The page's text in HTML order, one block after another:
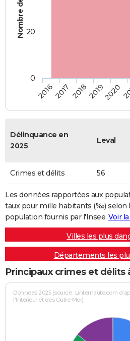
20162017 201820192020
0
20
Délinquance en
2025
Leval
Crimes et délits 56
Les données rapportées aux
taux pour mille habitants (‰) selon
population fournis par l'Insee. Voir
Villes les plus
Départements les
Principaux crimes et délits
Données 2025 (source : Linternaute.com
l'Intérieur et des Outre-Mer)